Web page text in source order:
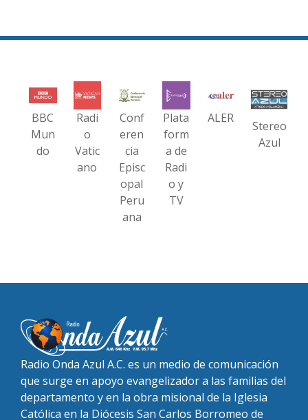
BBC
Mun
do
Radi
o
Vatic
ano
Conf
eren
cia
Episc
opal
Peru
ana
Plata
form
a de
Radi
o y
TV
ALER
Stereo
Azul
Radio Onda Azul A.C. es un medio de comunicación
que surge en apoyo evangelizador a las familias del
departamento y en la obra misional de la Iglesia
Católica en la Diócesis San Carlos Borromeo de